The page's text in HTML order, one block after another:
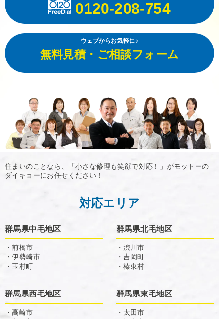
0120-208-754
ウェブからお気軽に♪
無料見積・ご相談フォーム
住まいのことなら、「小さな修理も笑顔で対応！」がモットーの
ダイキョーにお任せください！
対応エリア
群馬県中毛地区
・前橋市
・伊勢崎市
・玉村町
群馬県北毛地区
・渋川市
・吉岡町
・榛東村
群馬県西毛地区
・高崎市
群馬県東毛地区
・太田市